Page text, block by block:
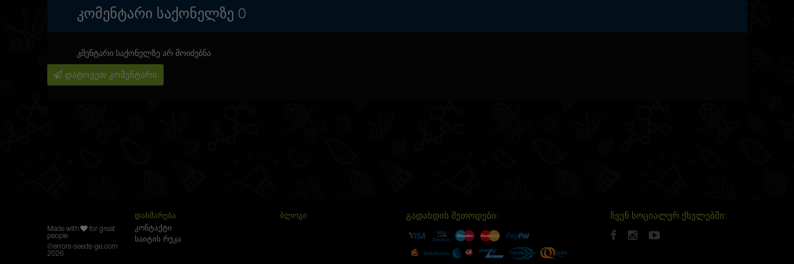
ᲙᲝᲛᲔᲜᲢᲐᲠᲘ ᲡᲐᲥᲝᲜᲔᲚᲖᲔ 0
კმენტარი საქონელზე არ მოიძებნა
დატოვეთ კომენტარი
Made with
for great
people
©errors-seeds-ge.com
2026
ᲓᲐᲮᲛᲐᲠᲔᲑᲐ
კონტაქტი
საიტის რუკა
ᲑᲚᲝᲒᲘ გადახდის მეთოდები: ჩვენ სოციალურ ქსელებში: